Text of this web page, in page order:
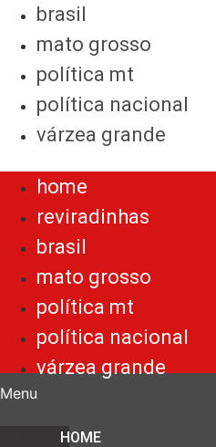
brasil
mato grosso
política mt
política nacional
várzea grande
home
reviradinhas
brasil
mato grosso
política mt
política nacional
várzea grande
Menu
HOME